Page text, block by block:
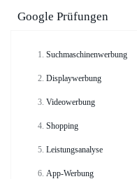
Google Prüfungen
Suchmaschinenwerbung
Displaywerbung
Videowerbung
Shopping
Leistungsanalyse
App-Werbung